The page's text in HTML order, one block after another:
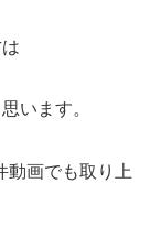
います。
動画でも取り上